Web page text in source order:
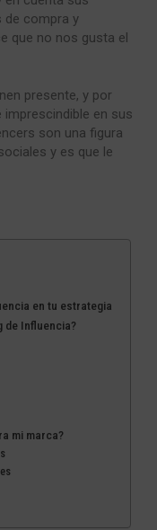
de compra y
que no nos gusta el
presente, y por
imprescindible en sus
son una figura
y es que le
en tu estrategia
de Influencia?
mi marca?